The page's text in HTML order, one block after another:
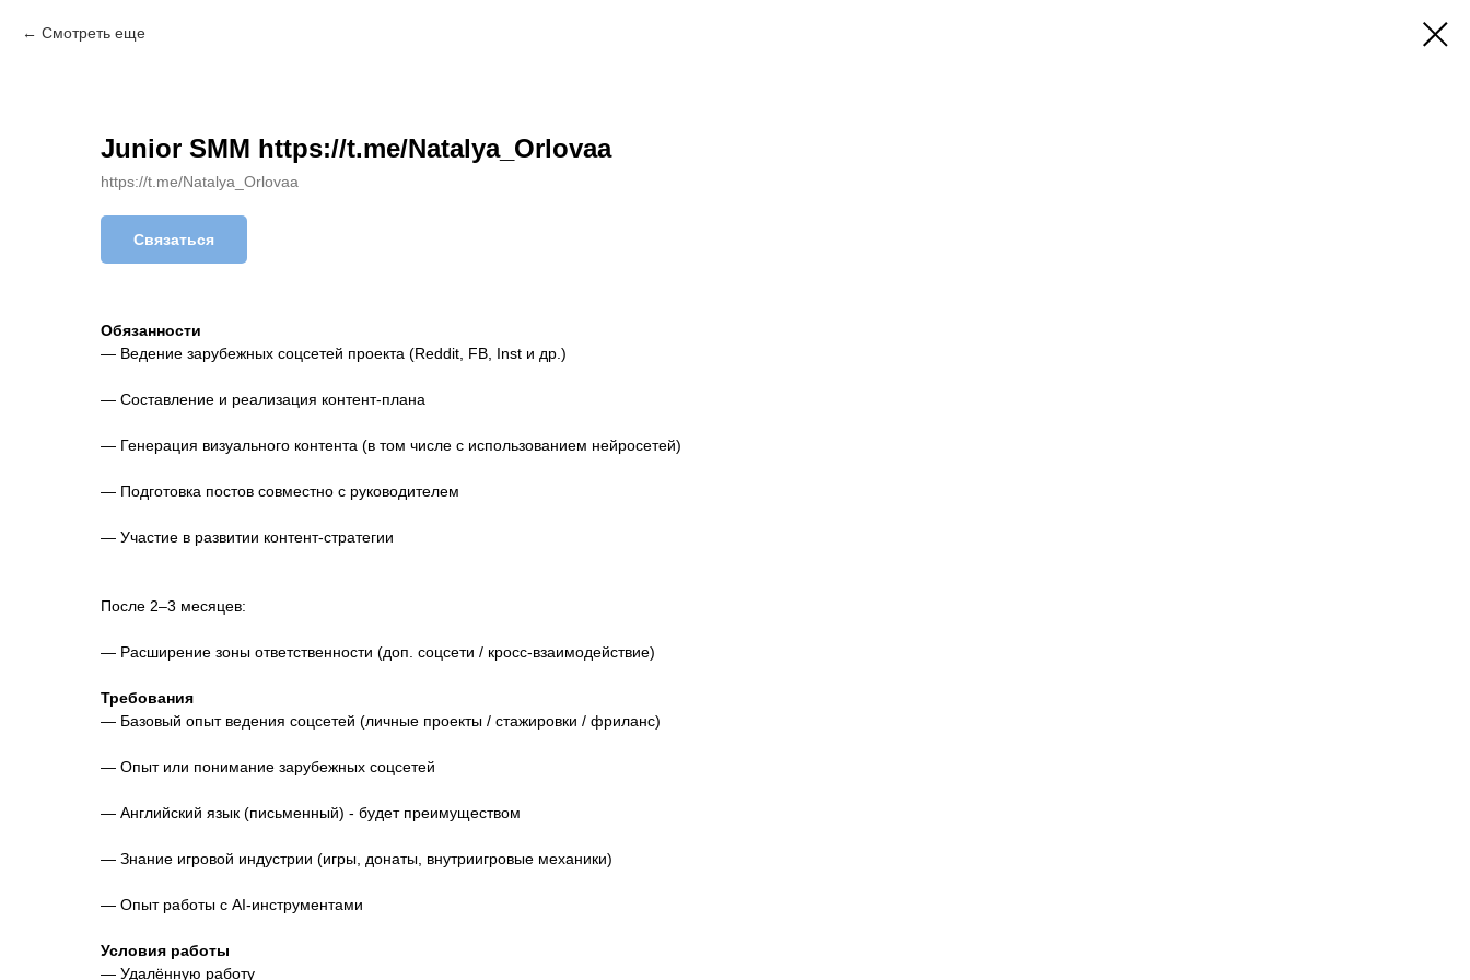
Смотреть еще
Junior SMM https://t.me/Natalya_Orlovaa
https://t.me/Natalya_Orlovaa
Связаться
Обязанности
— Ведение зарубежных соцсетей проекта (Reddit, FB, Inst и др.)
— Составление и реализация контент-плана
— Генерация визуального контента (в том числе с использованием нейросетей)
— Подготовка постов совместно с руководителем
— Участие в развитии контент-стратегии
После 2–3 месяцев:
— Расширение зоны ответственности (доп. соцсети / кросс-взаимодействие)
Требования
— Базовый опыт ведения соцсетей (личные проекты / стажировки / фриланс)
— Опыт или понимание зарубежных соцсетей
— Английский язык (письменный) - будет преимуществом
— Знание игровой индустрии (игры, донаты, внутриигровые механики)
— Опыт работы с AI-инструментами
Условия работы
— Удалённую работу